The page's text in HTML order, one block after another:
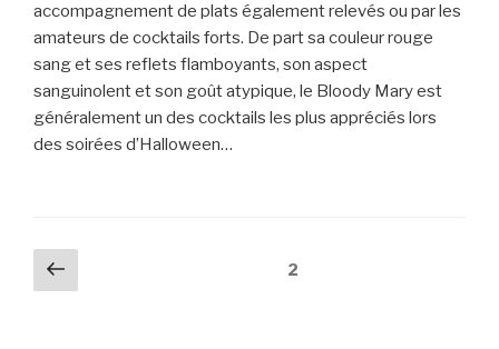
accompagnement de plats également relevés ou par les
amateurs de cocktails forts. De part sa couleur rouge
sang et ses reflets flamboyants, son aspect
sanguinolent et son goût atypique, le Bloody Mary est
généralement un des cocktails les plus appréciés lors
des soirées d’Halloween…
Navigation
des
Page
précédente
2